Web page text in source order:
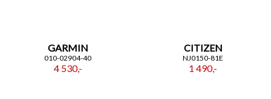
GARMIN
010-02904-40
4 530,-
CITIZEN
NJ0150-81E
1 490,-